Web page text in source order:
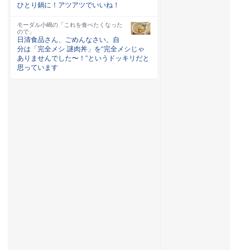
ひとり鍋に！アツアツでいいね！
モーダル小嶋の「これを食べたくなった
ので」
日清食品さん、ごめんなさい。自
分は「完全メシ 謎肉丼」を“完全メシじゃ
ありませんでした〜！”というドッキリだと
思っています